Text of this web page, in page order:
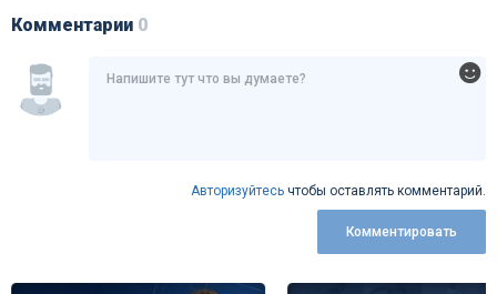
Комментарии 0
Авторизуйтесь чтобы оставлять комментарий.
Комментировать